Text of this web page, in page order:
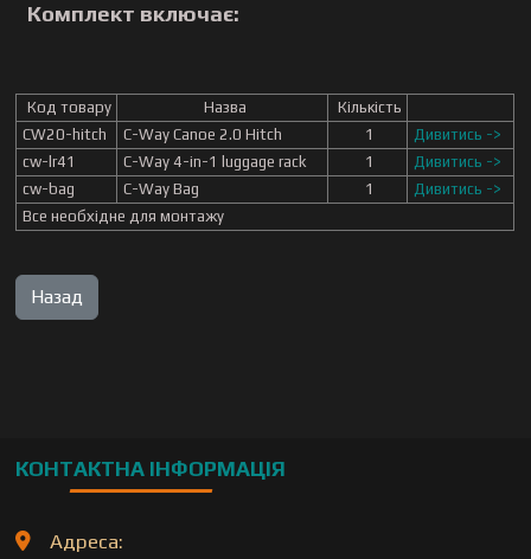
Комплект включає:
Код товару Назва
Кількість
CW20-hitch
C-Way Canoe 2.0 Hitch 1
Дивитись ->
cw-lr41
C-Way 4-in-1 luggage rack 1
Дивитись ->
cw-bag
C-Way Bag 1
Дивитись ->
Все необхідне для монтажу
КОНТАКТНА ІНФОРМАЦІЯ
Адреса: